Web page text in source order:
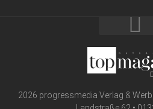
2026 progressmedia Verlag &